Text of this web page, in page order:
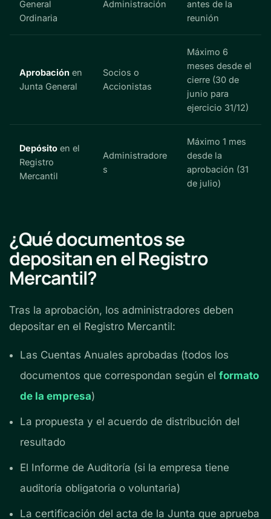
General
Ordinaria
Administración
antes de la
reunión
Aprobación en
Junta General
Socios o
Accionistas
Máximo 6
meses desde el
cierre (30 de
junio para
ejercicio 31/12)
Depósito en el
Registro
Mercantil
Administradore
s
Máximo 1 mes
desde la
aprobación (31
de julio)
¿Qué documentos se
depositan en el Registro
Mercantil?
Tras la aprobación, los administradores deben
depositar en el Registro Mercantil:
Las Cuentas Anuales aprobadas (todos los
documentos que correspondan según elformato
de la empresa)
La propuesta y el acuerdo de distribución del
resultado
El Informe de Auditoría (si la empresa tiene
auditoría obligatoria o voluntaria)
La certificación del acta de la Junta que aprueba